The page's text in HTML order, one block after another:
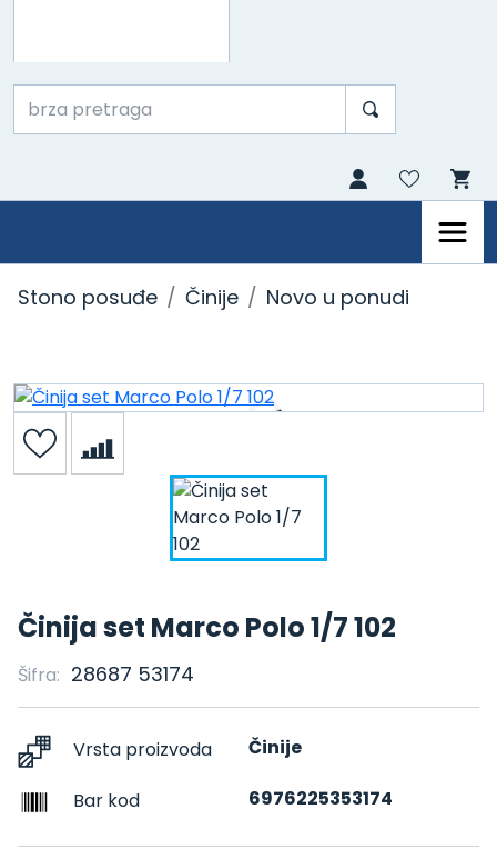
Stono posuđe Činije Novo u ponudi
Činija set Marco Polo 1/7 102
Šifra: 28687 53174
Vrsta proizvoda Činije
Bar kod 6976225353174